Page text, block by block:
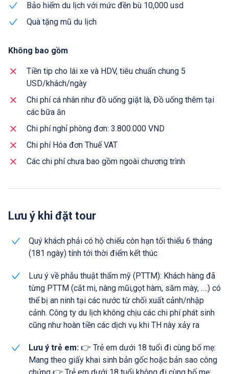
Bảo hiểm du lịch với mức đền bù 10,000 usd
Quà tặng mũ du lịch
Không bao gồm
Tiền tip cho lái xe và HDV, tiêu chuẩn chung 5
USD/khách/ngày
Chi phí cá nhân như đồ uống giặt là, Đồ uống thêm tại
các bữa ăn
Chi phí nghỉ phòng đơn: 3.800.000 VND
Chi phí Hóa đơn Thuế VAT
Các chi phí chưa bao gồm ngoài chương trình
Lưu ý khi đặt tour
Quý khách phải có hộ chiếu còn hạn tối thiểu 6 tháng
(181 ngày) tính tới thời điểm kết thúc
Lưu ý về phẫu thuật thẩm mỹ (PTTM): Khách hàng đã
từng PTTM (cắt mi, nâng mũi,gọt hàm, săm mày, ….) có
thể bị an ninh tại các nước từ chối xuất cảnh/nhập
cảnh. Công ty du lịch không chịu các chi phí phát sinh
cũng như hoàn tiền các dịch vụ khi TH này xảy ra
Lưu ý trẻ em: 👉 Trẻ em dưới 18 tuổi đi cùng bố mẹ:
Mang theo giấy khai sinh bản gốc hoặc bản sao công